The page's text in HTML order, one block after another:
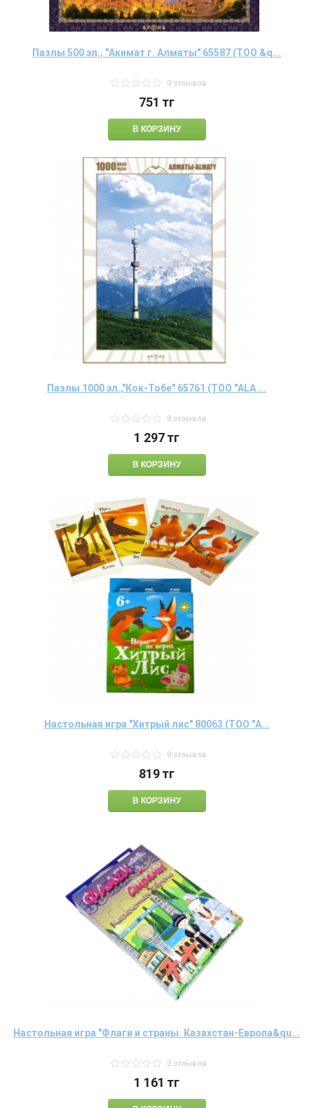
Пазлы 500 эл., "Акимат г. Алматы" 65587 (ТОО &q...
0 отзывов
751 тг
Пазлы 1000 эл.,"Кок-Тобе" 65761 (ТОО "ALA ...
0 отзывов
1 297тг
Настольная игра "Хитрый лис" 80063 (ТОО "A...
0 отзывов
819тг
Настольная игра "Флаги и страны. Казахстан-Европа&qu...
0 отзывов
1 161 тг